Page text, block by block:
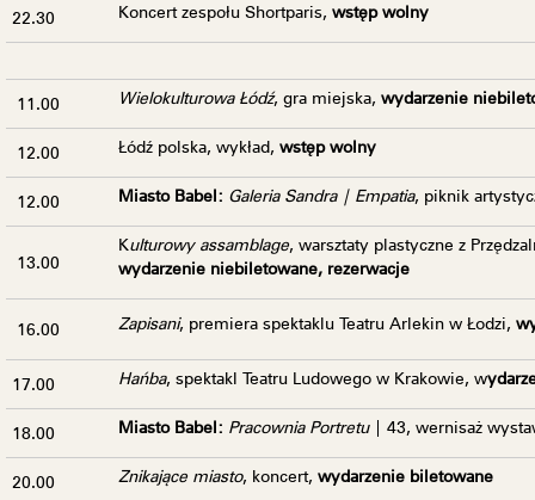
22.30 Koncert zespołu Shortparis, wstęp wolny
11.00 Wielokulturowa Łódź, gra miejska, wydarzenie
12.00 Łódź polska, wykład, wstęp wolny
12.00 Miasto Babel: Galeria Sandra | Empatia, piknik
13.00
Kulturowy assamblage, warsztaty plastyczne z
wydarzenie niebiletowane, rezerwacje
16.00 Zapisani, premiera spektaklu Teatru Arlekin w Łodzi,
17.00 Hańba, spektakl Teatru Ludowego w Krakowie, w
18.00 Miasto Babel: Pracownia Portretu| 43, wernisaż
20.00 Znikające miasto, koncert, wydarzenie biletowane